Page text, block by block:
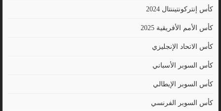
كأس إنتركونتيننتال 2024
كأس الأمم الأفريقية 2025
كأس الاتحاد الإنجليزي
كأس السوبر الأسباني
كأس السوبر الإيطالي
كأس السوبر الفرنسي